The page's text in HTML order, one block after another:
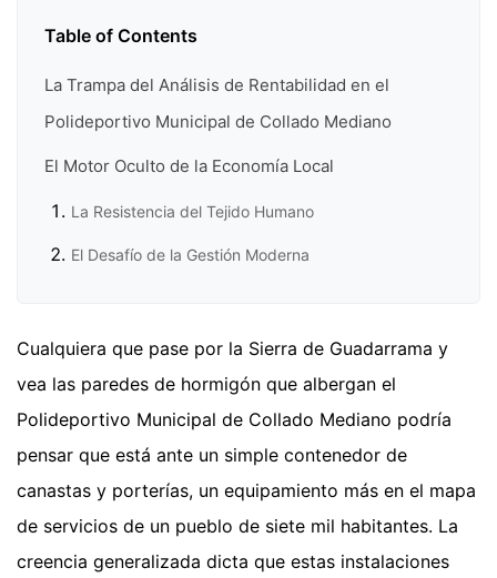
Table of Contents
La Trampa del Análisis de Rentabilidad en el
Polideportivo Municipal de Collado Mediano
El Motor Oculto de la Economía Local
La Resistencia del Tejido Humano
El Desafío de la Gestión Moderna
Cualquiera que pase por la Sierra de Guadarrama y
vea las paredes de hormigón que albergan el
Polideportivo Municipal de Collado Mediano podría
pensar que está ante un simple contenedor de
canastas y porterías, un equipamiento más en el mapa
de servicios de un pueblo de siete mil habitantes. La
creencia generalizada dicta que estas instalaciones